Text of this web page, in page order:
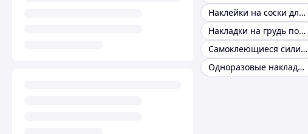
Наклейки на соски для женщины
Накладки на грудь под одежду
Самоклеющиеся силиконовые накладки на грудь
Одноразовые накладки на соски